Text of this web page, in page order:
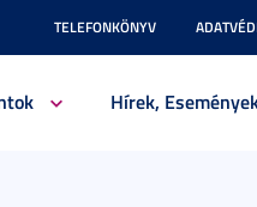
TELEFONKÖNYV
Hírek,